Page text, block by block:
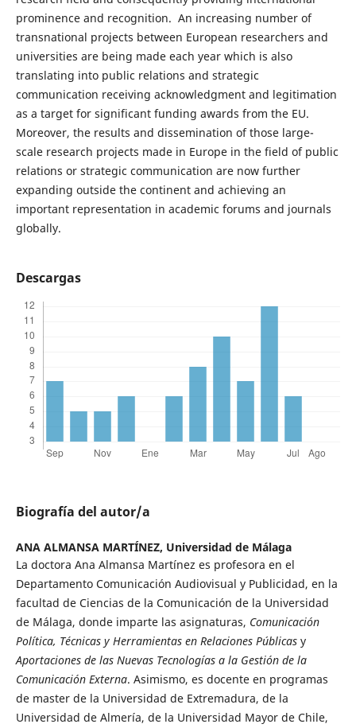
prominence and recognition. An increasing number of
transnational projects between European researchers and
universities are being made each year which is also
translating into public relations and strategic
communication receiving acknowledgment and legitimation
as a target for significant funding awards from the EU.
Moreover, the results and dissemination of those large-
scale research projects made in Europe in the field of public
relations or strategic communication are now further
expanding outside the continent and achieving an
important representation in academic forums and journals
globally.
Descargas
Biografía del autor/a
ANA ALMANSA MARTÍNEZ, Universidad de Málaga
La doctora Ana Almansa Martínez es profesora en el
Departamento Comunicación Audiovisual y Publicidad, en la
facultad de Ciencias de la Comunicación de la Universidad
de Málaga, donde imparte las asignaturas, Comunicación
Política, Técnicas y Herramientas en Relaciones Públicasy
Aportaciones de las Nuevas Tecnologías a la Gestión de la
Comunicación Externa. Asimismo, es docente en programas
de master de la Universidad de Extremadura, de la
Universidad de Almería, de la Universidad Mayor de Chile,